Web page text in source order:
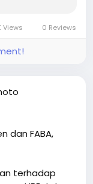
Views 0 Reviews
dan FABA,
terhadap